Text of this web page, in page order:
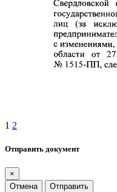
1 2
Отправить документ
×
Отмена
Отправить